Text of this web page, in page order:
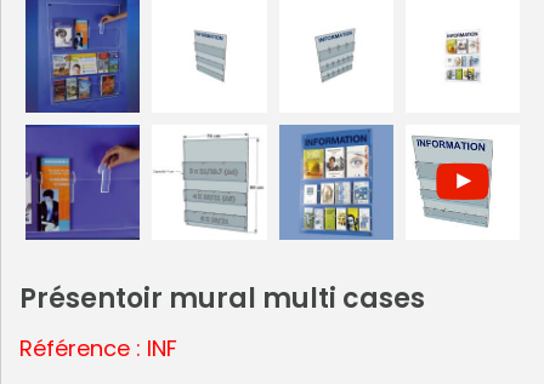
Présentoir mural multi cases
Référence : INF